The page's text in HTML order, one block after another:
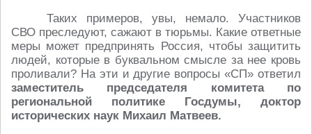
Таких примеров, увы, немало. Участников
СВО преследуют, сажают в тюрьмы. Какие ответные
меры может предпринять Россия, чтобы защитить
людей, которые в буквальном смысле за нее кровь
проливали? На эти и другие вопросы «СП» ответил
заместитель председателя комитета по
региональной политике Госдумы, доктор
исторических наук Михаил Матвеев.